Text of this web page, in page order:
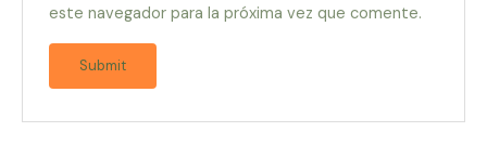
este navegador para la próxima vez que comente.